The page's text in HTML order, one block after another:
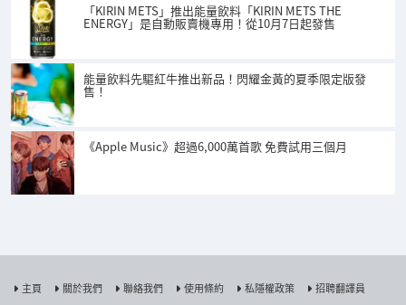
「KIRIN METS」推出能量飲料「KIRIN METS THE
ENERGY」是自動販賣機專用！從10月7日起發售
能量飲料先驅紅牛推出新品！閃耀金黃的夏季限定版發
售！
《Apple Music》超過6,000萬首歌 免費試用三個月
主頁 關於我們 聯絡我們 使用條約 私隱權政策 招聘翻譯員